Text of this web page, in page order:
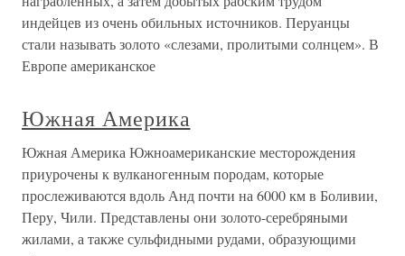
индейцев из очень обильных источников. Перуанцы
стали называть золото «слезами, пролитыми солнцем». В
Европе американское
Южная Америка
Южная Америка Южноамериканские месторождения
приурочены к вулканогенным породам, которые
прослеживаются вдоль Анд почти на 6000 км в Боливии,
Перу, Чили. Представлены они золото-серебряными
жилами, а также сульфидными рудами, образующими